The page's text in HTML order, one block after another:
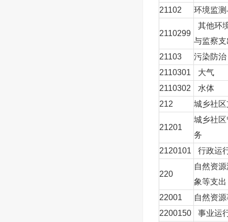
21102
环境监
2110299
其他环
与监察支
21103
污染防治
2110301
大气
2110302
水体
212
城乡社
21201
城乡社
务
2120101
行政运
220
自然资
象等支出
22001
自然资
2200150
事业运